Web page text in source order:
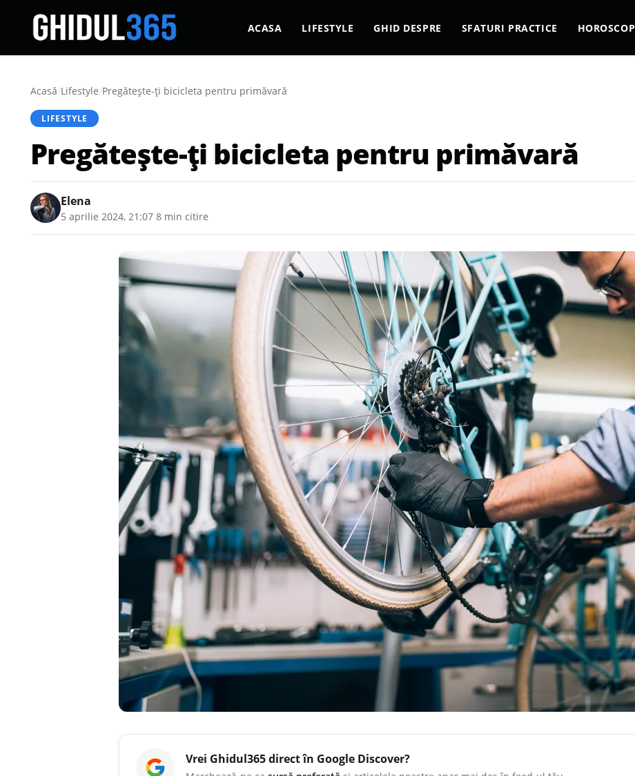
ACASA LIFESTYLE GHID DESPRE SFATURI PRACTICE HOROSCOP
Acasă/Lifestyle/Pregătește-ți bicicleta pentru primăvară
LIFESTYLE
Pregătește-ți bicicleta pentru primăvară
Elena
5 aprilie 2024, 21:07 8 min citire
Vrei Ghidul365direct în Google Discover?